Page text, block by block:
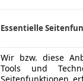
Essentielle
Wir bzw. diese
Tools und